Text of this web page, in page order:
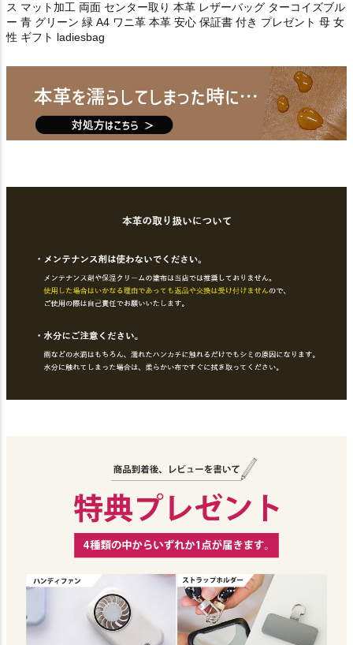
ス マット加工 両面 センター取り 本革 レザーバッグ ターコイズブル
ー 青 グリーン 緑 A4 ワニ革 本革 安心 保証書 付き プレゼント 母 女
性 ギフト ladiesbag